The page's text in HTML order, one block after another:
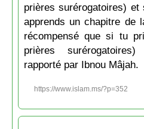
prières surérogatoires)
apprends un chapitre de
récompensé que si tu
prières
rapporté par Ibnou Mâjah.
https://www.islam.ms/?p=352